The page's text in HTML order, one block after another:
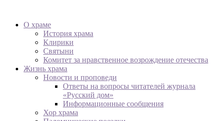
О храме
История храма
Клирики
Святыни
Комитет за нравственное возрождение отечества
Жизнь храма
Новости и проповеди
Ответы на вопросы читателей журнала
«Русский дом»
Информационные сообщения
Хор храма